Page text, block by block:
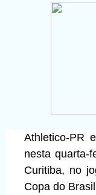
Athletico-PR e
nesta quarta-
Curitiba, no
Copa do